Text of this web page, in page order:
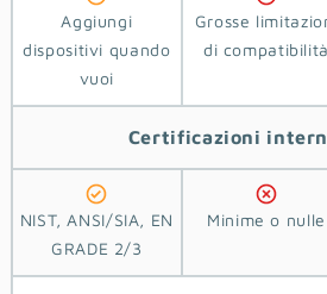
Aggiungi
dispositivi quando
vuoi
Grosse
di compatibilità
Certificazioni
NIST, ANSI/SIA, EN
GRADE 2/3
Minime o nulle